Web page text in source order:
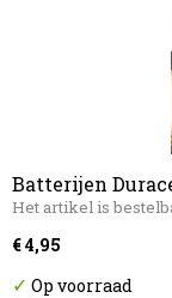
Batterijen
Het artikel is
€ 4,95
✓ Op voorraad